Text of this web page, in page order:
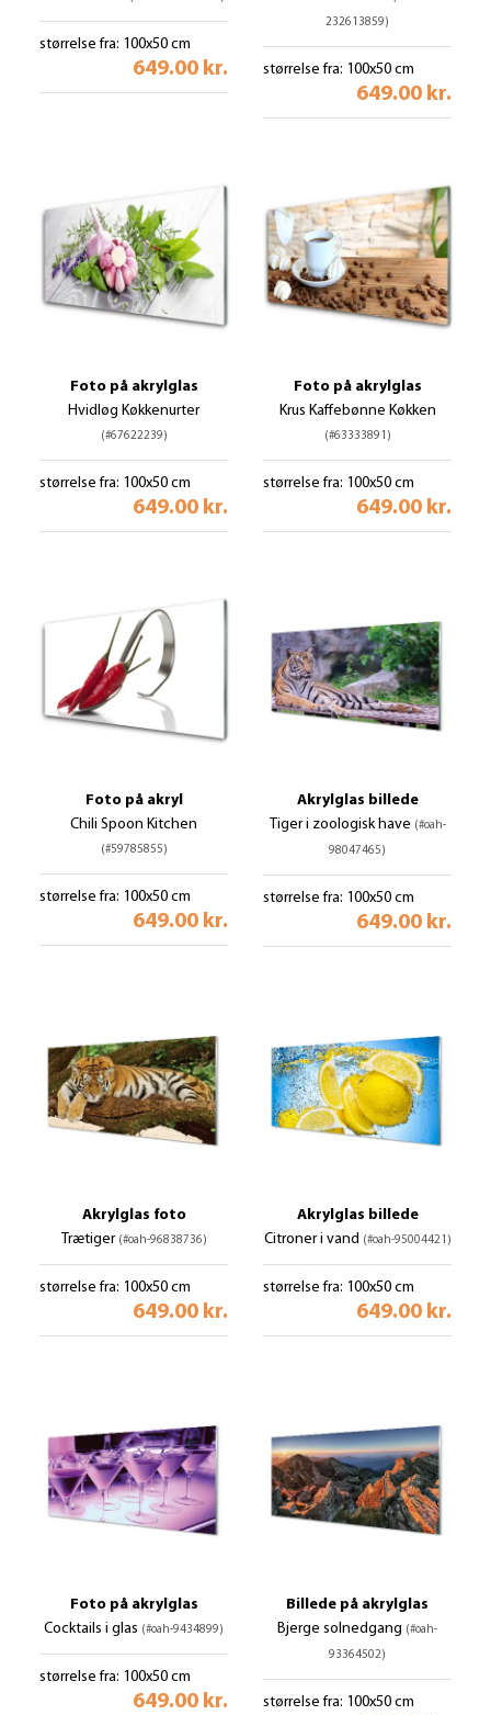
størrelse fra: 100x50 cm
649.00 kr.
232613859)
størrelse fra: 100x50 cm
649.00 kr.
Foto på akrylglas
Hvidløg Køkkenurter
(#67622239)
størrelse fra: 100x50 cm
649.00 kr.
Foto på akrylglas
Krus Kaffebønne Køkken
(#63333891)
størrelse fra: 100x50 cm
649.00 kr.
Foto på akryl
Chili Spoon Kitchen
(#59785855)
størrelse fra: 100x50 cm
649.00 kr.
Akrylglas billede
Tiger i zoologisk have (#oah-
98047465)
størrelse fra: 100x50 cm
649.00 kr.
Akrylglas foto
Trætiger (#oah-96838736)
størrelse fra: 100x50 cm
649.00 kr.
Akrylglas billede
Citroner i vand (#oah-95004421)
størrelse fra: 100x50 cm
649.00 kr.
Foto på akrylglas
Cocktails i glas (#oah-9434899)
størrelse fra: 100x50 cm
649.00 kr.
Billede på akrylglas
Bjerge solnedgang (#oah-
93364502)
størrelse fra: 100x50 cm